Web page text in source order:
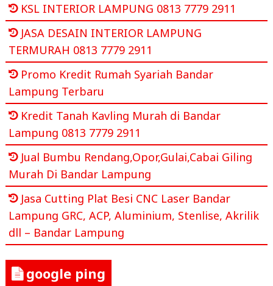
KSL INTERIOR LAMPUNG 0813 7779 2911
JASA DESAIN INTERIOR LAMPUNG
TERMURAH 0813 7779 2911
Promo Kredit Rumah Syariah Bandar
Lampung Terbaru
Kredit Tanah Kavling Murah di Bandar
Lampung 0813 7779 2911
Jual Bumbu Rendang,Opor,Gulai,Cabai Giling
Murah Di Bandar Lampung
Jasa Cutting Plat Besi CNC Laser Bandar
Lampung GRC, ACP, Aluminium, Stenlise, Akrilik
dll – Bandar Lampung
google ping